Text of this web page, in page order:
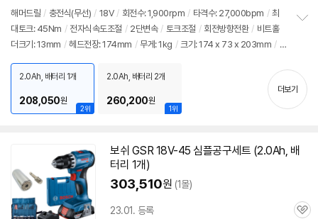
해머드릴 / 충전식(무선) / 18V / 회전수: 1,900rpm / 타격수: 27,000bpm / 최
대토크: 45Nm / 전자식속도조절 / 2단변속 / 토크조절 / 회전방향전환 / 비트홀
더크기: 13mm / 헤드전장: 174mm / 무게: 1kg / 크기: 174 x 73 x 203mm /
세서리
기
2위
2.0Ah, 배터리 1개
208,050원
1위
2.0Ah, 배터리 2개
260,200원
더보기
보쉬 GSR 18V-45 심플공구세트 (2.0Ah, 배
터리 1개)
303,510원 (1몰)
23.01. 등록
관